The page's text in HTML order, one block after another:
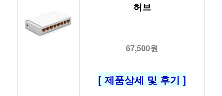
허브
67,500원
[ 제품상세 및 후기 ]